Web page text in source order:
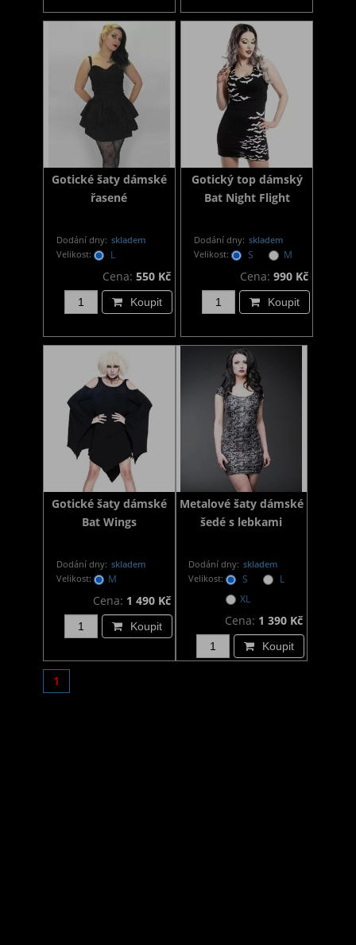
Gotické šaty dámské
řasené
Dodání dny: skladem
Velikost:
L
Cena: 550 Kč
Koupit
Gotický top dámský
Bat Night Flight
Dodání dny: skladem
Velikost:
S M
Cena: 990 Kč
Koupit
Gotické šaty dámské
Bat Wings
Dodání dny: skladem
Velikost:
M
Cena: 1 490 Kč
Koupit
Metalové šaty dámské
šedé s lebkami
Dodání dny: skladem
Velikost:
S
L
XL
Cena: 1 390 Kč
Koupit
1